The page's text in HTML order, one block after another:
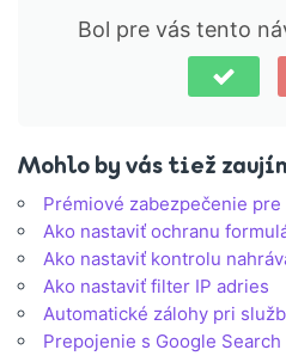
Bol pre vás tento
Mohlo by vás tiež
Prémiové zabezpečenie
Ako nastaviť ochranu
Ako nastaviť kontrolu
Ako nastaviť filter IP adries
Automatické zálohy pri
Prepojenie s Google Search